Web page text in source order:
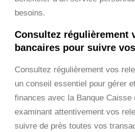
besoins.
Consultez régulièrement
bancaires pour suivre
Consultez régulièrement vos
un conseil essentiel pour gérer
finances avec la Banque Caisse
examinant attentivement vos
suivre de près toutes vos